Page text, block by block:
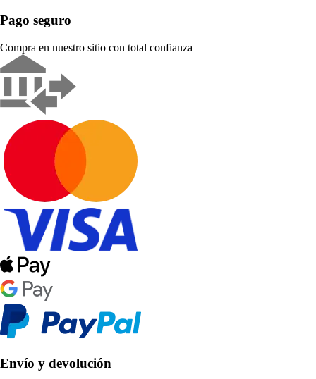
Pago seguro
Compra en nuestro sitio con total confianza
Envío y devolución